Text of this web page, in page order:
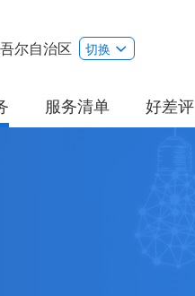
尔自治区 切换
服务清单 好差评